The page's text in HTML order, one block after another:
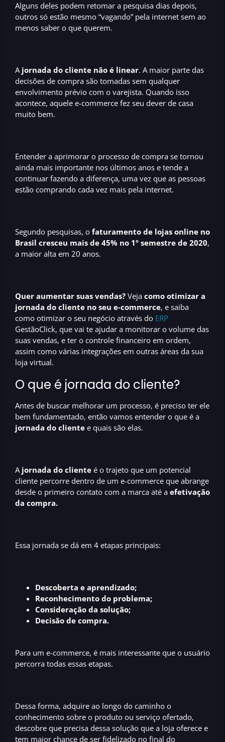
Alguns deles podem retomar a pesquisa dias depois,
outros só estão mesmo “vagando” pela internet sem ao
menos saber o que querem.
A jornada do cliente não é linear. A maior parte das
decisões de compra são tomadas sem qualquer
envolvimento prévio com o varejista. Quando isso
acontece, aquele e-commerce fez seu dever de casa
muito bem.
Entender a aprimorar o processo de compra se tornou
ainda mais importante nos últimos anos e tende a
continuar fazendo a diferença, uma vez que as pessoas
estão comprando cada vez mais pela internet.
Segundo pesquisas, o faturamento de lojas online no
Brasil cresceu mais de 45% no 1º semestre de 2020,
a maior alta em 20 anos.
Quer aumentar suas vendas? Veja como otimizar a
jornada do cliente no seu e-commerce, e saiba
como otimizar o seu negócio através do ERP
GestãoClick, que vai te ajudar a monitorar o volume das
suas vendas, e ter o controle financeiro em ordem,
assim como várias integrações em outras áreas da sua
loja virtual.
O que é jornada do cliente?
Antes de buscar melhorar um processo, é preciso ter ele
bem fundamentado, então vamos entender o que é a
jornada do cliente e quais são elas.
A jornada do cliente é o trajeto que um potencial
cliente percorre dentro de um e-commerce que abrange
desde o primeiro contato com a marca até a efetivação
da compra.
Essa jornada se dá em 4 etapas principais:
Descoberta e aprendizado;
Reconhecimento do problema;
Consideração da solução;
Decisão de compra.
Para um e-commerce, é mais interessante que o usuário
percorra todas essas etapas.
Dessa forma, adquire ao longo do caminho o
conhecimento sobre o produto ou serviço ofertado,
descobre que precisa dessa solução que a loja oferece e
tem maior chance de ser fidelizado no final do